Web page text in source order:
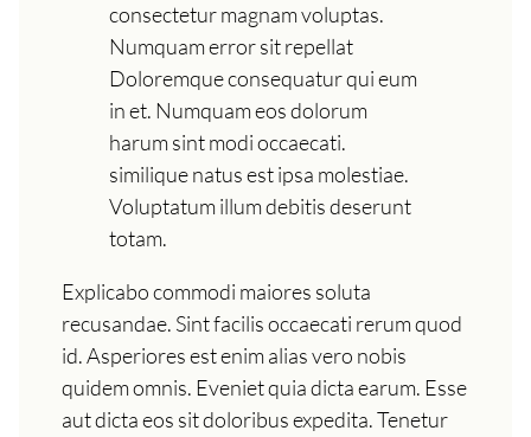
consectetur magnam voluptas.
Numquam error sit repellat
Doloremque consequatur qui eum
in et. Numquam eos dolorum
harum sint modi occaecati.
similique natus est ipsa molestiae.
Voluptatum illum debitis deserunt
totam.
Explicabo commodi maiores soluta
recusandae. Sint facilis occaecati rerum quod
id. Asperiores est enim alias vero nobis
quidem omnis. Eveniet quia dicta earum. Esse
aut dicta eos sit doloribus expedita. Tenetur